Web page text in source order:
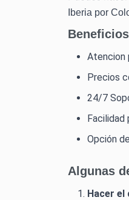
Iberia por
Atencion
Precios
24/7
Facilidad
Opción
Algunas
Hacer el